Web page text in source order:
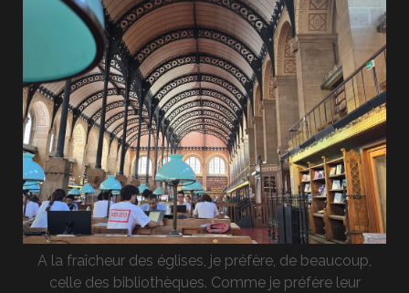
A la fraîcheur des églises, je préfère, de beaucoup,
celle des bibliothèques. Comme je préfère leur